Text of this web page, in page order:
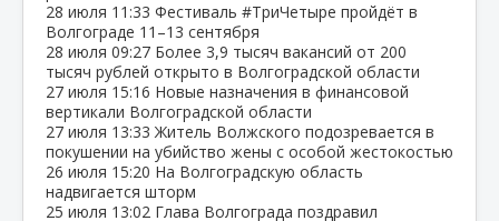
28 июля 11:33 Фестиваль #ТриЧетыре пройдёт в
Волгограде 11–13 сентября
28 июля 09:27 Более 3,9 тысяч вакансий от 200
тысяч рублей открыто в Волгоградской области
27 июля 15:16 Новые назначения в финансовой
вертикали Волгоградской области
27 июля 13:33 Житель Волжского подозревается в
покушении на убийство жены с особой жестокостью
26 июля 15:20 На Волгоградскую область
надвигается шторм
25 июля 13:02 Глава Волгограда поздравил